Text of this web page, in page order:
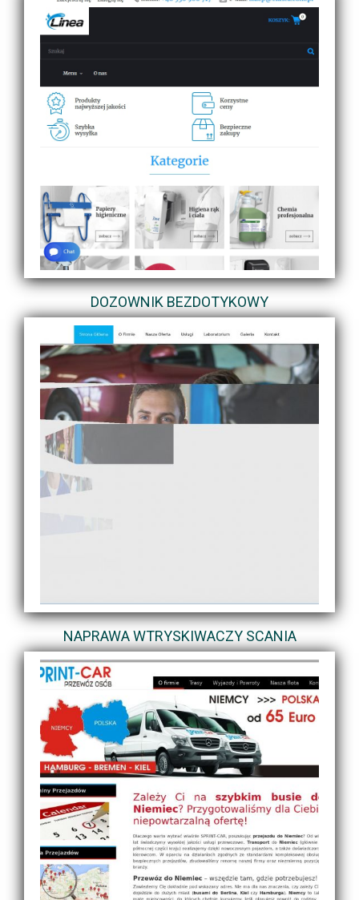
DOZOWNIK BEZDOTYKOWY
NAPRAWA WTRYSKIWACZY SCANIA